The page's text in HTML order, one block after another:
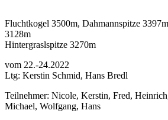
Fluchtkogel 3500m, Dahmannspitze
3128m
Hintergraslspitze 3270m
vom 22.-24.2022
Ltg: Kerstin Schmid, Hans Bredl
Teilnehmer: Nicole, Kerstin, Fred,
Michael, Wolfgang, Hans